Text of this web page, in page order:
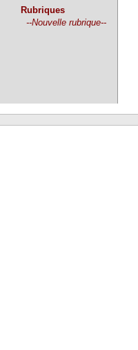
Rubriques
--Nouvelle rubrique--